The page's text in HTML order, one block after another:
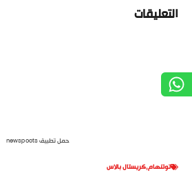
التعليقات
حمل تطبيق newspoots
توتنهام,كريستال بالاس